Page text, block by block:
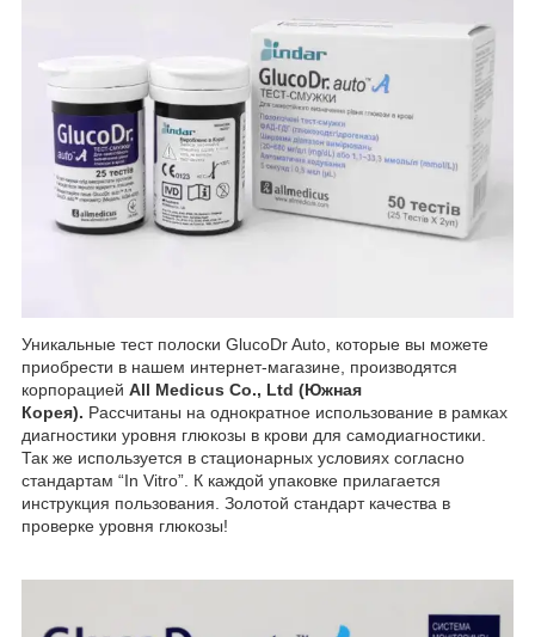
Уникальные тест полоски GlucoDr Auto, которые вы можете
приобрести в нашем интернет-магазине, производятся
корпорацией All Medicus Co., Ltd (Южная
Корея). Рассчитаны на однократное использование в рамках
диагностики уровня глюкозы в крови для самодиагностики.
Так же используется в стационарных условиях согласно
стандартам “In Vitro”. К каждой упаковке прилагается
инструкция пользования. Золотой стандарт качества в
проверке уровня глюкозы!